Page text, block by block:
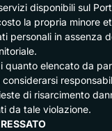
disponibili sul
la propria minore
personali in assenza
quanto elencato da
considerarsi
di risarcimento
da tale violazione.